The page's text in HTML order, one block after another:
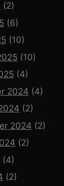
(2)
(6)
(10)
(10)
(4)
2024 (4)
(2)
2024 (2)
(2)
(4)
(2)